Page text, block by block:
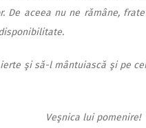
aceea nu ne rămâne,
şi să-l mântuiască şi pe
Veşnica lui pomenire!